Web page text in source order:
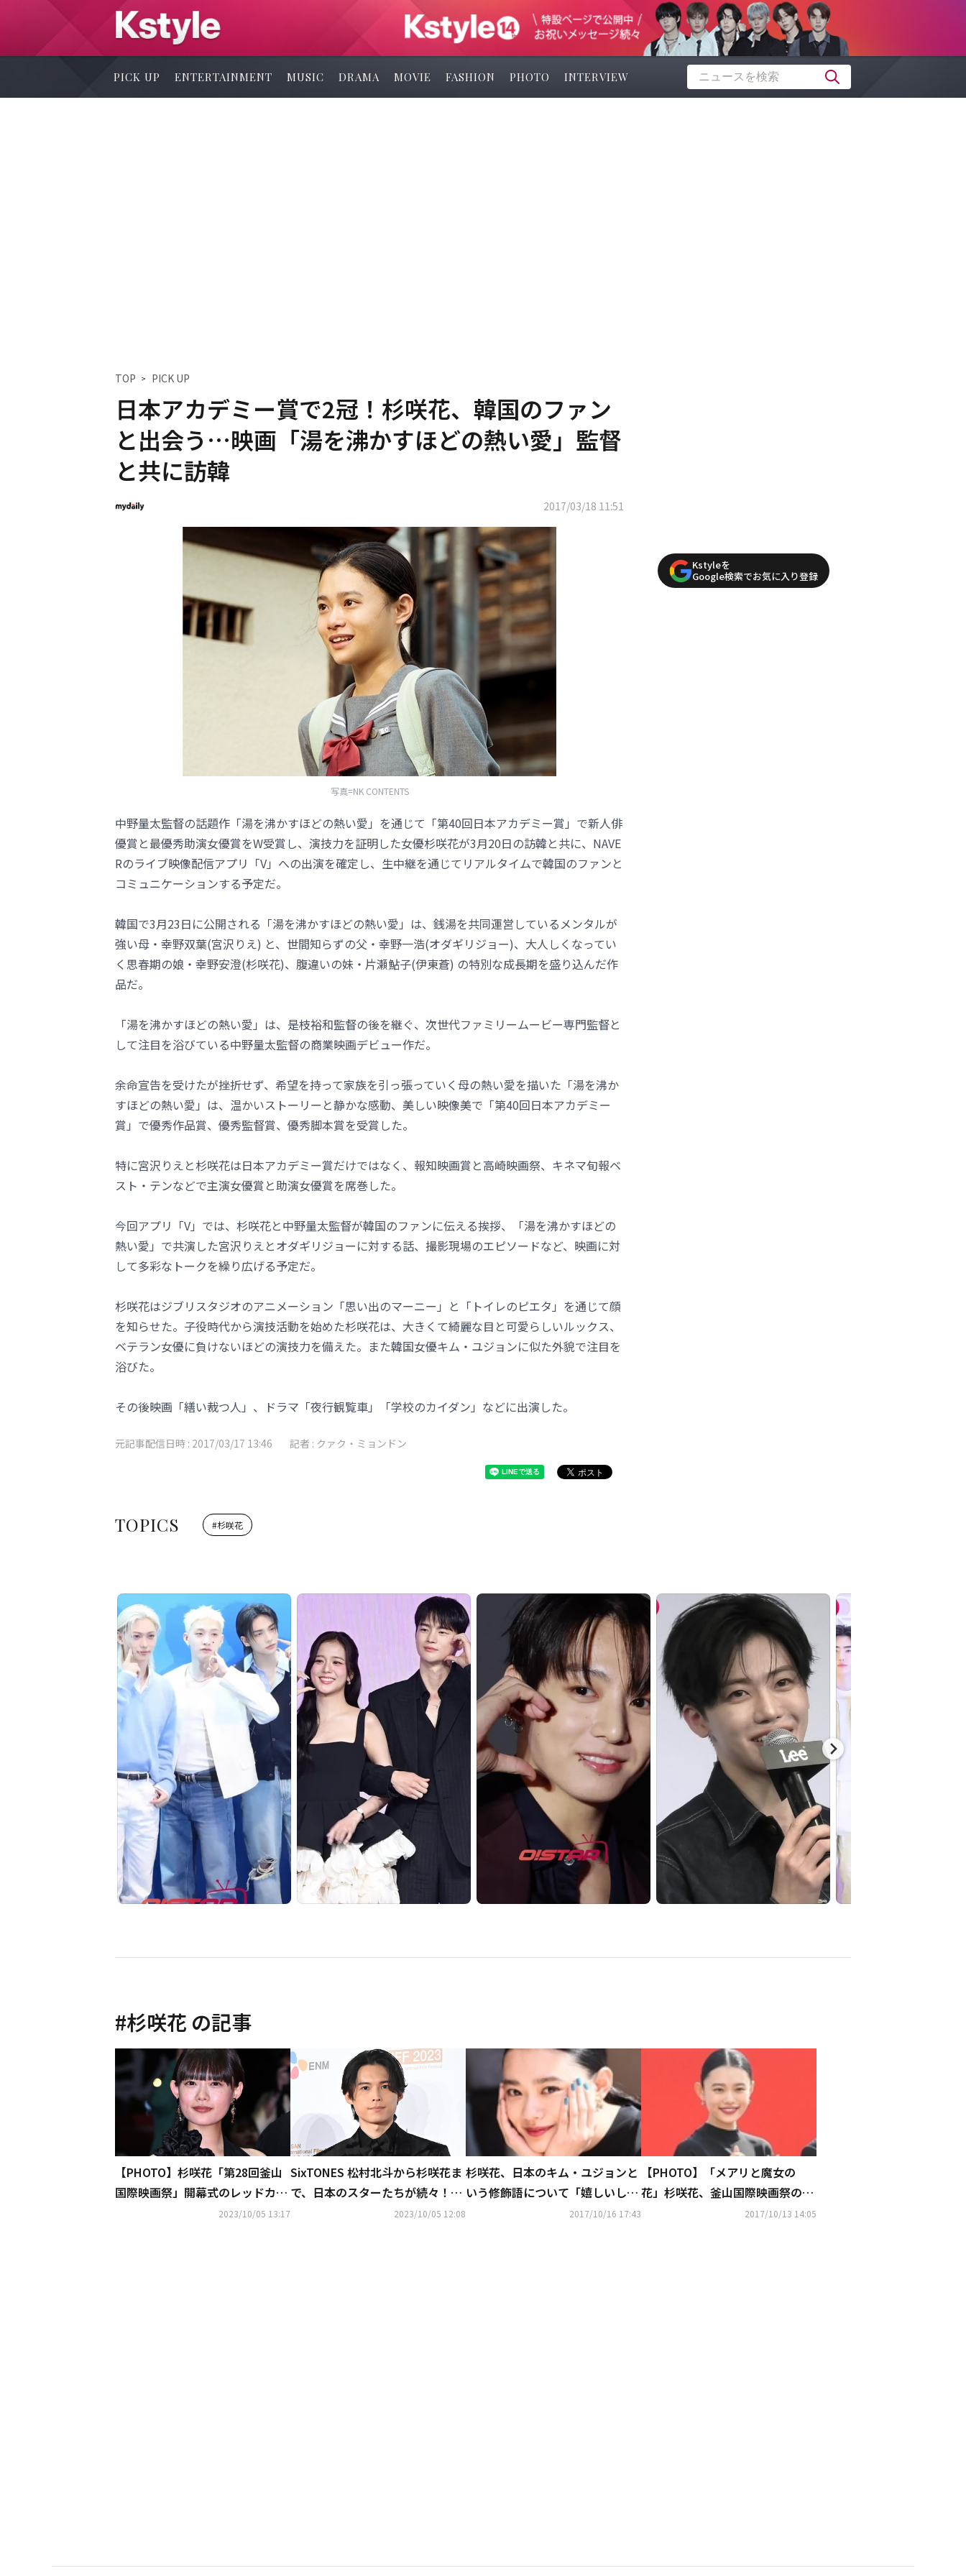
PICK UP ENTERTAINMENT MUSIC DRAMA MOVIE FASHION PHOTO INTERVIEW
TOP PICK UP
日本アカデミー賞で2冠！杉咲花、韓国のファン
と出会う…映画「湯を沸かすほどの熱い愛」監督
と共に訪韓
2017/03/18 11:51
写真=NK CONTENTS
中野量太監督の話題作「湯を沸かすほどの熱い愛」を通じて「第40回日本アカデミー賞」で新人俳
優賞と最優秀助演女優賞をW受賞し、演技力を証明した女優杉咲花が3月20日の訪韓と共に、NAVE
Rのライブ映像配信アプリ「V」への出演を確定し、生中継を通じてリアルタイムで韓国のファンと
コミュニケーションする予定だ。
韓国で3月23日に公開される「湯を沸かすほどの熱い愛」は、銭湯を共同運営しているメンタルが
強い母・幸野双葉(宮沢りえ) と、世間知らずの父・幸野一浩(オダギリジョー)、大人しくなってい
く思春期の娘・幸野安澄(杉咲花)、腹違いの妹・片瀬鮎子(伊東蒼) の特別な成長期を盛り込んだ作
品だ。
「湯を沸かすほどの熱い愛」は、是枝裕和監督の後を継ぐ、次世代ファミリームービー専門監督と
して注目を浴びている中野量太監督の商業映画デビュー作だ。
余命宣告を受けたが挫折せず、希望を持って家族を引っ張っていく母の熱い愛を描いた「湯を沸か
すほどの熱い愛」は、温かいストーリーと静かな感動、美しい映像美で「第40回日本アカデミー
賞」で優秀作品賞、優秀監督賞、優秀脚本賞を受賞した。
特に宮沢りえと杉咲花は日本アカデミー賞だけではなく、報知映画賞と高崎映画祭、キネマ旬報ベ
スト・テンなどで主演女優賞と助演女優賞を席巻した。
今回アプリ「V」では、杉咲花と中野量太監督が韓国のファンに伝える挨拶、「湯を沸かすほどの
熱い愛」で共演した宮沢りえとオダギリジョーに対する話、撮影現場のエピソードなど、映画に対
して多彩なトークを繰り広げる予定だ。
杉咲花はジブリスタジオのアニメーション「思い出のマーニー」と「トイレのピエタ」を通じて顔
を知らせた。子役時代から演技活動を始めた杉咲花は、大きくて綺麗な目と可愛らしいルックス、
ベテラン女優に負けないほどの演技力を備えた。また韓国女優キム・ユジョンに似た外貌で注目を
浴びた。
その後映画「繕い裁つ人」、ドラマ「夜行観覧車」「学校のカイダン」などに出演した。
元記事配信日時 : 2017/03/17 13:46 記者 : クァク・ミョンドン
TOPICS #杉咲花
Kstyleを
Google検索でお気に入り登録
#杉咲花 の記事
【PHOTO】杉咲花「第28回釜山
国際映画祭」開幕式のレッドカー
2023/10/05 13:17
SixTONES 松村北斗から杉咲花ま
で、日本のスターたちが続々！
「第28回釜山国際映画祭」開幕式
2023/10/05 12:08
杉咲花、日本のキム・ユジョンと
いう修飾語について「嬉しいし、
2017/10/16 17:43
【PHOTO】「メアリと魔女の
花」杉咲花、釜山国際映画祭の野
外舞台挨拶に登場“キュートな笑
2017/10/13 14:05